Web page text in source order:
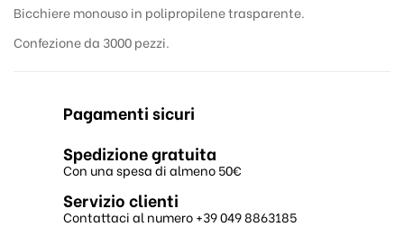
Bicchiere monouso in polipropilene trasparente.
Confezione da 3000 pezzi.
Pagamenti sicuri
Spedizione gratuita
Con una spesa di almeno 50€
Servizio clienti
Contattaci al numero +39 049 8863185